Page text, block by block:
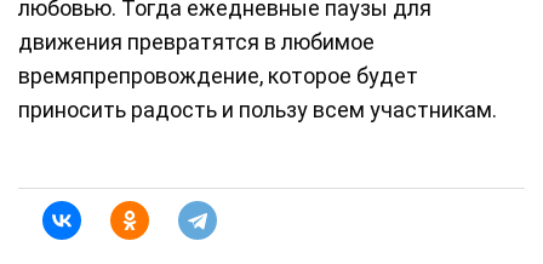
любовью. Тогда ежедневные паузы для
движения превратятся в любимое
времяпрепровождение, которое будет
приносить радость и пользу всем участникам.